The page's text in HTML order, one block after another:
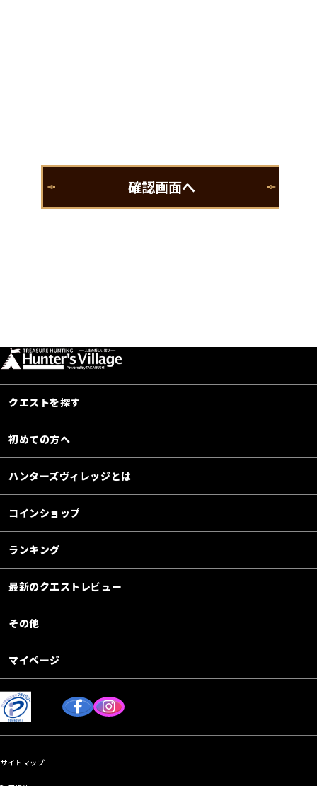
クエストを探す
初めての方へ
ハンターズヴィレッジとは
コインショップ
ランキング
最新のクエストレビュー
その他
マイページ
サイトマップ